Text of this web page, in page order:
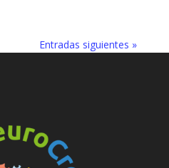
Entradas siguientes »